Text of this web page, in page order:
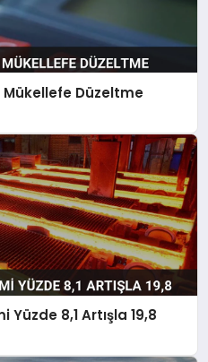
Düzeltme
8,1 Artışla 19,8